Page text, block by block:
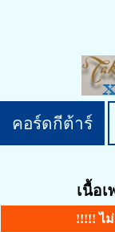
คอร์ดกีต้าร์
เนื้อ
!!!!! ไ